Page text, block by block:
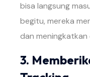
bisa langsung
begitu, mereka
dan meningkatkan
3.